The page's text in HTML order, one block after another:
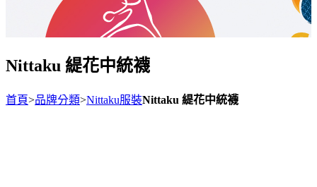
Nittaku 緹花中統襪
首頁>品牌分類>Nittaku服裝Nittaku 緹花中統襪